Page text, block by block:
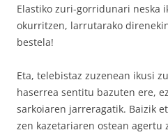
Elastiko zuri-gorridunari neska
okurritzen, larrutarako
bestela!
Eta, telebistaz zuzenean ikusi
haserrea sentitu bazuten ere,
sarkoiaren jarreragatik. Baizik
zen kazetariaren ostean agertu